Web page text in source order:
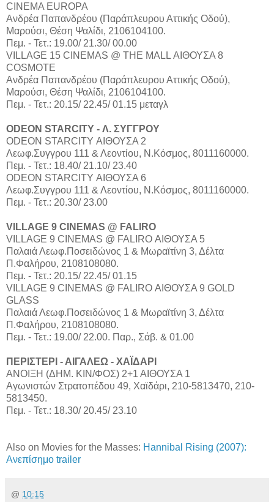
CINEMA EUROPA
Aνδρέα Παπανδρέου (Παράπλευρου Αττικής Οδού),
Μαρούσι, Θέση Ψαλίδι, 2106104100.
Πεμ. - Τετ.: 19.00/ 21.30/ 00.00
VILLAGE 15 CINEMAS @ THE MALL ΑΙΘΟΥΣΑ 8
COSMOTE
Aνδρέα Παπανδρέου (Παράπλευρου Αττικής Οδού),
Μαρούσι, Θέση Ψαλίδι, 2106104100.
Πεμ. - Τετ.: 20.15/ 22.45/ 01.15 μεταγλ
ODEON STARCITY - Λ. ΣΥΓΓΡΟΥ
ODEON STARCITY ΑΙΘΟΥΣΑ 2
Λεωφ.Συγγρου 111 & Λεοντίου, Ν.Κόσμος, 8011160000.
Πεμ. - Τετ.: 18.40/ 21.10/ 23.40
ODEON STARCITY ΑΙΘΟΥΣΑ 6
Λεωφ.Συγγρου 111 & Λεοντίου, Ν.Κόσμος, 8011160000.
Πεμ. - Τετ.: 20.30/ 23.00
VILLAGE 9 CINEMAS @ FALIRO
VILLAGE 9 CINEMAS @ FALIRO ΑΙΘΟΥΣΑ 5
Παλαιά Λεωφ.Ποσειδώνος 1 & Μωραϊτίνη 3, Δέλτα
Π.Φαλήρου, 2108108080.
Πεμ. - Τετ.: 20.15/ 22.45/ 01.15
VILLAGE 9 CINEMAS @ FALIRO ΑΙΘΟΥΣΑ 9 GOLD
GLASS
Παλαιά Λεωφ.Ποσειδώνος 1 & Μωραϊτίνη 3, Δέλτα
Π.Φαλήρου, 2108108080.
Πεμ. - Τετ.: 19.00/ 22.00. Παρ., Σάβ. & 01.00
ΠΕΡΙΣΤΕΡΙ - ΑΙΓΑΛΕΩ - ΧΑΪΔΑΡΙ
ΑΝΟΙΞΗ (ΔΗΜ. ΚΙΝ/ΦΟΣ) 2+1 ΑΙΘΟΥΣΑ 1
Αγωνιστών Στρατοπέδου 49, Χαϊδάρι, 210-5813470, 210-
5813450.
Πεμ. - Τετ.: 18.30/ 20.45/ 23.10
Also on Movies for the Masses: Hannibal Rising (2007):
Ανεπίσημο trailer
@ 10:15